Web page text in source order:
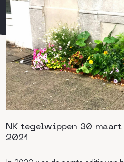
NK tegelwippen 30
2021